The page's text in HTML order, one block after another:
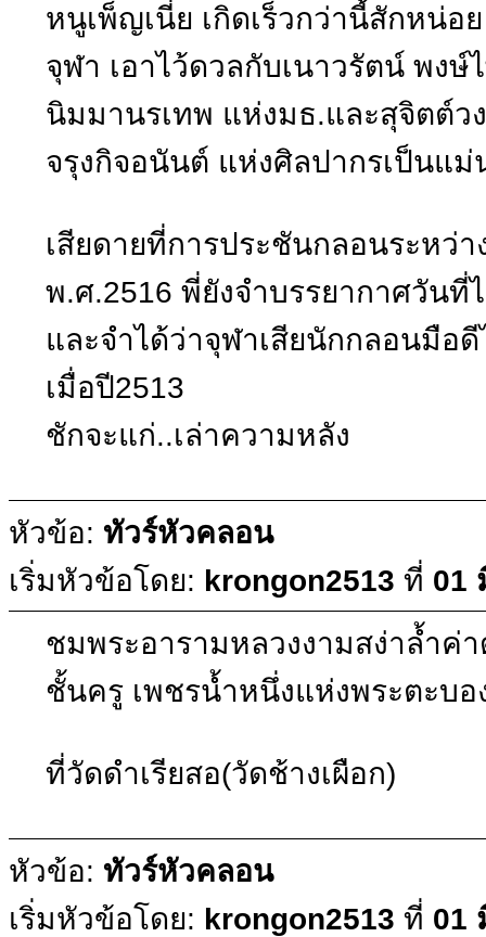
หนูเพ็ญเนี่ย เกิดเร็วกว่านี้สักหน่อ
จุฬา เอาไว้ดวลกับเนาวรัตน์ พง
นิมมานรเทพ แห่งมธ.และสุจิตต์
จรุงกิจอนันต์ แห่งศิลปากรเป็นแ
เสียดายที่การประชันกลอนระหว่
พ.ศ.2516 พี่ยังจำบรรยากาศวันที่
และจำได้ว่าจุฬาเสียนักกลอนมือ
เมื่อปี2513
ชักจะแก่..เล่าความหลัง
หัวข้อ: ทัวร์หัวคลอน
เริ่มหัวข้อโดย: krongon2513 ที่ 01
ชมพระอารามหลวงงามสง่าล้ำค่
ชั้นครู เพชรน้ำหนึ่งแห่งพระตะบอ
ที่วัดดำเรียสอ(วัดช้างเผือก)
หัวข้อ: ทัวร์หัวคลอน
เริ่มหัวข้อโดย: krongon2513 ที่ 01